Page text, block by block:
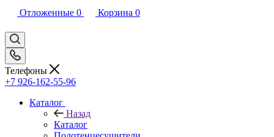
Отложенные 0 Корзина 0
Телефоны
+7 926-162-55-96
Каталог
Назад
Каталог